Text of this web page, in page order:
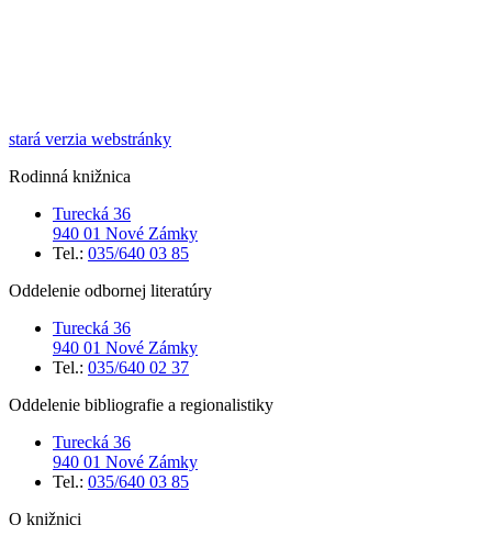
stará verzia webstránky
Rodinná knižnica
Turecká 36
940 01 Nové Zámky
Tel.: 035/640 03 85
Oddelenie odbornej literatúry
Turecká 36
940 01 Nové Zámky
Tel.: 035/640 02 37
Oddelenie bibliografie a regionalistiky
Turecká 36
940 01 Nové Zámky
Tel.: 035/640 03 85
O knižnici